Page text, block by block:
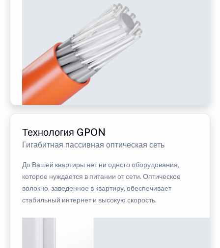
Технология GPON
Гигабитная пассивная оптическая сеть
До Вашей квартиры нет ни одного оборудования,
которое нуждается в питании от сети. Оптическое
волокно, заведенное в квартиру, обеспечивает
стабильный интернет и высокую скорость.